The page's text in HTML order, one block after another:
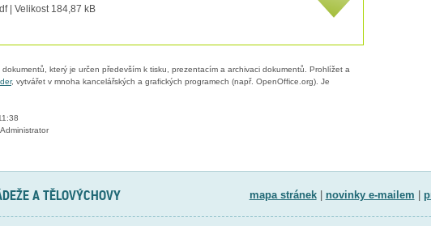
| Velikost 184,87 kB
který je určen především k tisku, prezentacím a archivaci dokumentů. Prohlížet a
, vytvářet v mnoha kancelářských a grafických programech (např. OpenOffice.org). Je
A TĚLOVÝCHOVY mapa stránek| novinky e-mailem